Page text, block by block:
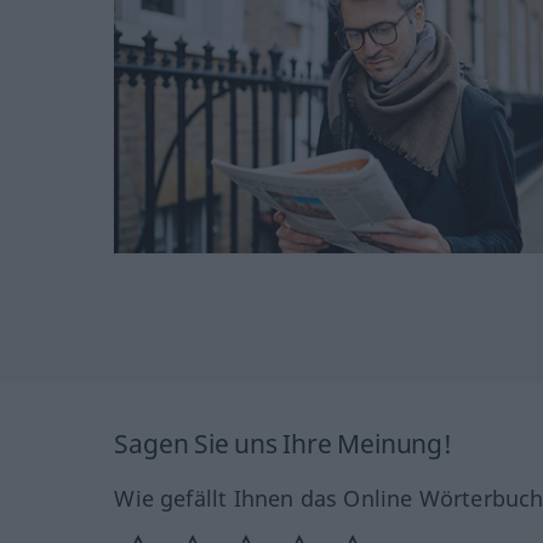
Sagen Sie uns Ihre Meinung!
Wie gefällt Ihnen das Online